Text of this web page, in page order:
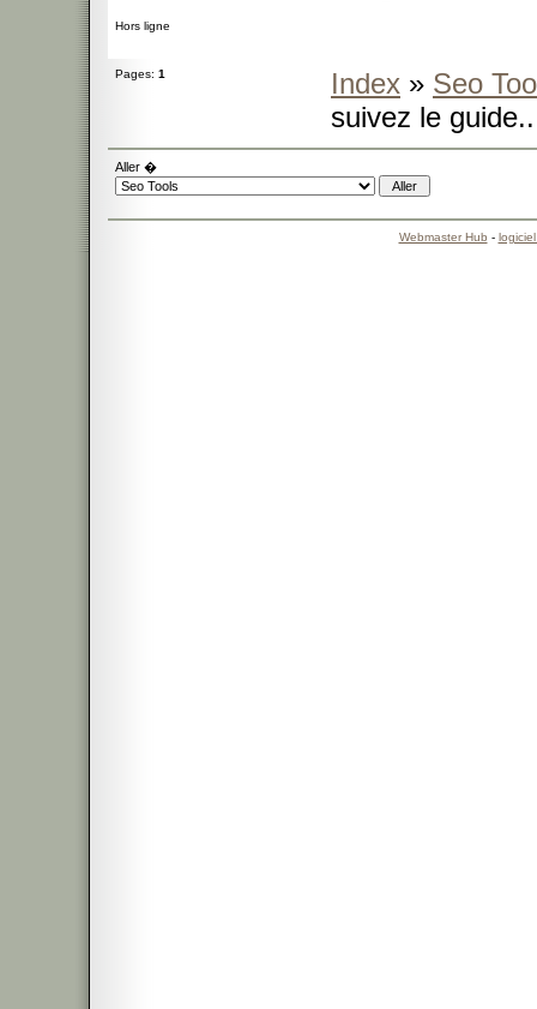
Hors ligne
Pages: 1 Index » Seo
suivez le
Aller �
Webmaster Hub -